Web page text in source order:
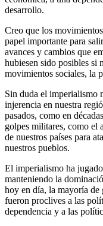
desarrollo.
Creo que los
papel importante para
avances y cambios que
hubiesen sido posibles si
movimientos sociales, la
Sin duda el imperialismo
injerencia en nuestra
pasados, como en
golpes militares, como el
de nuestros países para
nuestros pueblos.
El imperialismo ha
manteniendo la
hoy en día, la mayoría de
fueron proclives a las
dependencia y a las